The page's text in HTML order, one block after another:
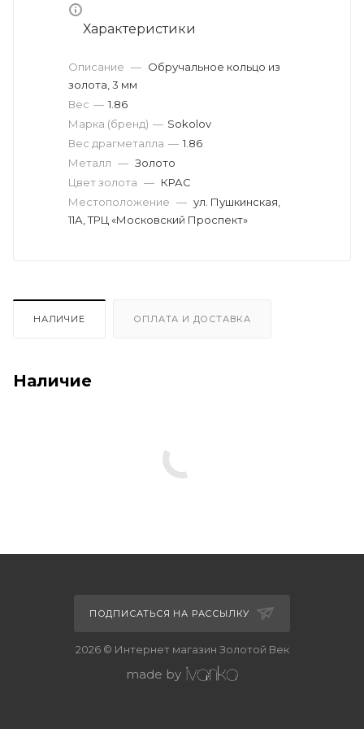
Характеристики
Описание — Обручальное кольцо из
золота, 3 мм
Вес драгметалла — 1.86
Марка (бренд) — Sokolov
Вес — 1.86
Металл — Золото
Цвет золота — КРАС
Местоположение — ул. Пушкинская,
11А, ТРЦ «Московский Проспект»
НАЛИЧИЕ ОПЛАТА И ДОСТАВКА
Наличие
ПОДПИСАТЬСЯ НА РАССЫЛКУ
2026 © Интернет магазин Золотой Век
made by